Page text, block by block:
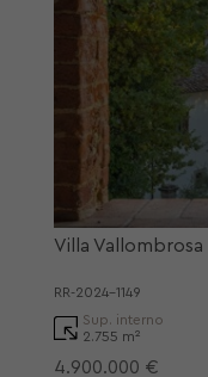
Villa Vallombrosa
RR-2024-1149
Sup. interno
2.755 m²
4.900.000 €